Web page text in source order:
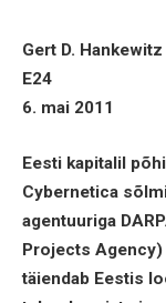
Gert D. Hankewitz
E24
6. mai 2011
Eesti kapitalil
Cybernetica
agentuuriga
Projects
täiendab Eestis